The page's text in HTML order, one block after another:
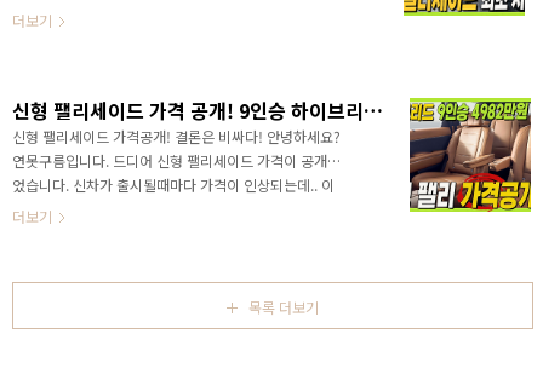
이드는 기존 팰리세이드와 어떤 점에 차이가 있는지..
행 성능은 기대 이상이네요! 영상으로 신형 팰리세이드
https://www.welcar.kr/recommend?
userId=43049 신차정보는 유튜브 연못구름 채널을 통
해서 가장 빠르게 정보를 얻을 수 있습니다. 구독 잊지마
세요^^;https://www.youtube.com/@newscar 신
차정보 연못구름단순한 "감"이 아닌 정확한 수치자료를
통해서 비교 분석 자료를 제시하는 연못구..
더보기
신형 팰리세이드 가격 공개! 9인승 하이브리드 4982만원, 기본 4383만원! #사전계약 #트림 #프리뷰전자제어서스펜션 #V2L
신형 팰리세이드 가격공개! 결론은 비싸다! 안녕하세요?
연못구름입니다. 드디어 신형 팰리세이드 가격이 공개되
었습니다. 신차가 출시될때마다 가격이 인상되는데.. 이
번 가격은 다른 해석이 가능할 것 같습니다.기존에 세단
운 9인승과 2.5 하이브리드는 얼마인지.. 영상으로 빠르
게 만나보세요!&nbsp;&nbsp;"> 하지만 3세대 신
형 팰리세이드 부터는 주인공이 팰리세이드로 고정된 것
더보기
목록 더보기